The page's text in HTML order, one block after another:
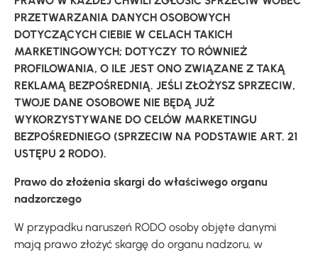
PRZETWARZANIA DANYCH OSOBOWYCH
DOTYCZĄCYCH CIEBIE W CELACH TAKICH
MARKETINGOWYCH; DOTYCZY TO RÓWNIEŻ
PROFILOWANIA, O ILE JEST ONO ZWIĄZANE Z TAKĄ
REKLAMĄ BEZPOŚREDNIĄ. JEŚLI ZŁOŻYSZ SPRZECIW,
TWOJE DANE OSOBOWE NIE BĘDĄ JUŻ
WYKORZYSTYWANE DO CELÓW MARKETINGU
BEZPOŚREDNIEGO (SPRZECIW NA PODSTAWIE ART. 21
USTĘPU 2 RODO).
Prawo do złożenia skargi do właściwego organu
nadzorczego
W przypadku naruszeń RODO osoby objęte danymi
mają prawo złożyć skargę do organu nadzoru, w